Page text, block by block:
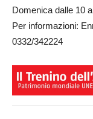
Domenica dalle 10
Per informazioni:
0332/342224